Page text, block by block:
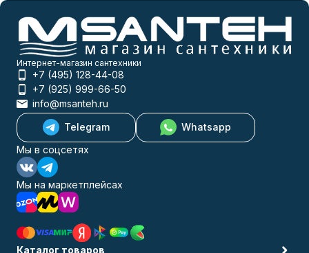
Интернет-магазин сантехники
+7 (495) 128-44-08
+7 (925) 999-66-50
info@msanteh.ru
Telegram
Whatsapp
Мы в соцсетях
Мы на маркетплейсах
Каталог товаров